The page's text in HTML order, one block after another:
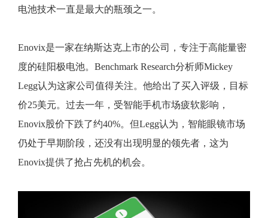
电池技术一直是最大的瓶颈之一。
Enovix是一家在纳斯达克上市的公司，专注于高能量密
度的硅阳极电池。Benchmark Research分析师Mickey
Legg认为这家公司值得关注。他给出了买入评级，目标
价25美元。过去一年，受智能手机市场疲软影响，
Enovix股价下跌了约40%。但Legg认为，智能眼镜市场
仍处于早期阶段，还没有出现明显的领先者，这为
Enovix提供了抢占先机的机会。